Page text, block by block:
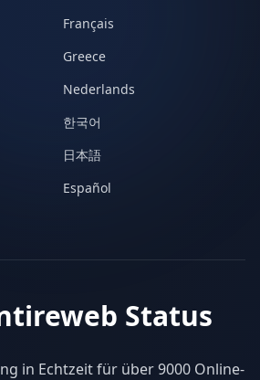
Français
Greece
Nederlands
한국어
日本語
Español
Status
in Echtzeit für über 9000 Online-